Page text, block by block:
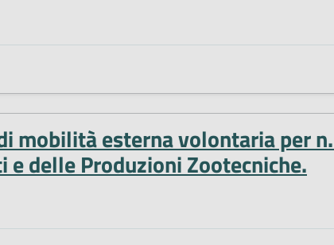
mobilità esterna volontaria per
e delle Produzioni Zootecniche.